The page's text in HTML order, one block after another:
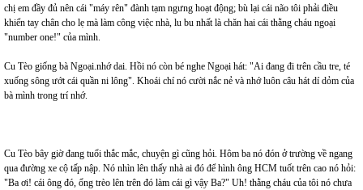
chị em đầy đủ nên cái "máy rên" đành tạm ngưng hoạt động; bù lại cái não tôi phải điều
khiển tay chân cho lẹ mà làm công việc nhà, lu bu nhất là chăn hai cái thằng cháu ngoại
"number one!" của mình.
Cu Tèo giống bà Ngoại.nhớ dai. Hồi nó còn bé nghe Ngoại hát: "Ai đang đi trên cầu tre, té
xuống sông ướt cái quần ni lông". Khoái chí nó cười nắc nẻ và nhớ luôn câu hát dí dỏm của
bà mình trong trí nhớ.
Cu Tèo bây giờ đang tuổi thắc mắc, chuyện gì cũng hỏi. Hôm ba nó đón ở trường về ngang
qua đường xe cộ tấp nập. Nó nhìn lên thấy nhà ai đó để hình ông HCM tuốt trên cao nó hỏi:
"Ba ơi! cái ông đó, ổng trèo lên trên đó làm cái gì vậy Ba?" Uh! thằng cháu của tôi nó chưa